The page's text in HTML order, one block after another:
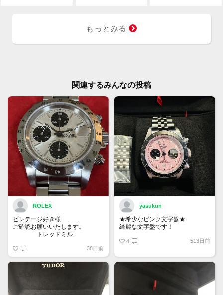
もっとみる
関連するみんなの投稿
ROLEX
ビンテージ好き様
ご確認お願いいたします。
トレッドミル
38日前
yasukun
★希少なピンク文字盤★
綺麗な文字盤です！
4 513日前